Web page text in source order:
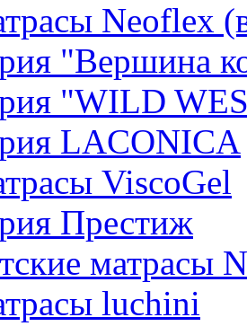
Neoflex
"Вершина
"WILD
LACONICA
ViscoGel
Престиж
матрасы
luchini